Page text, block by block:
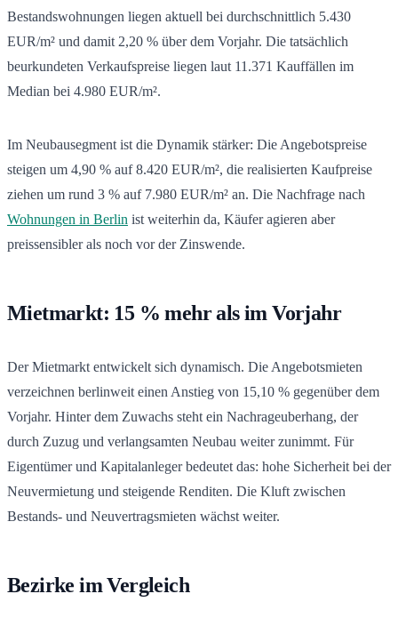
Bestandswohnungen liegen aktuell bei durchschnittlich 5.430
EUR/m² und damit 2,20 % über dem Vorjahr. Die tatsächlich
beurkundeten Verkaufspreise liegen laut 11.371 Kauffällen im
Median bei 4.980 EUR/m².
Im Neubausegment ist die Dynamik stärker: Die Angebotspreise
steigen um 4,90 % auf 8.420 EUR/m², die realisierten Kaufpreise
ziehen um rund 3 % auf 7.980 EUR/m² an. Die Nachfrage nach
Wohnungen in Berlin ist weiterhin da, Käufer agieren aber
preissensibler als noch vor der Zinswende.
Mietmarkt: 15 % mehr als im Vorjahr
Der Mietmarkt entwickelt sich dynamisch. Die Angebotsmieten
verzeichnen berlinweit einen Anstieg von 15,10 % gegenüber dem
Vorjahr. Hinter dem Zuwachs steht ein Nachrageuberhang, der
durch Zuzug und verlangsamten Neubau weiter zunimmt. Für
Eigentümer und Kapitalanleger bedeutet das: hohe Sicherheit bei der
Neuvermietung und steigende Renditen. Die Kluft zwischen
Bestands- und Neuvertragsmieten wächst weiter.
Bezirke im Vergleich